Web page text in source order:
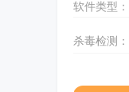
软件类型：
杀毒检测：